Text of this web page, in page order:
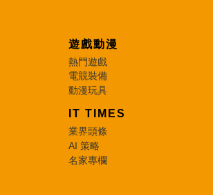
遊戲動漫
熱門遊戲
電競裝備
動漫玩具
IT TIMES
業界頭條
AI 策略
名家專欄